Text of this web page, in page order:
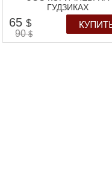
ГУДЗИКАХ
65 $
90$